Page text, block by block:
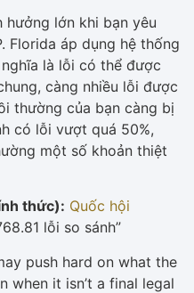
hưởng lớn khi bạn yêu
Florida áp dụng hệ thống
là lỗi có thể được
càng nhiều lỗi được
thường của bạn càng bị
có lỗi vượt quá 50%,
một số khoản thiệt
thức): Quốc hội
lỗi so sánh”
push hard on what the
when it isn’t a final legal